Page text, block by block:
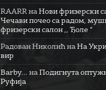
RAARR наНови фризерски
Чечави почео са радом,
фризерски салон ,, Ђоле “
Радован Николић наНа
вир
Barby... наПодигнута
Руфија